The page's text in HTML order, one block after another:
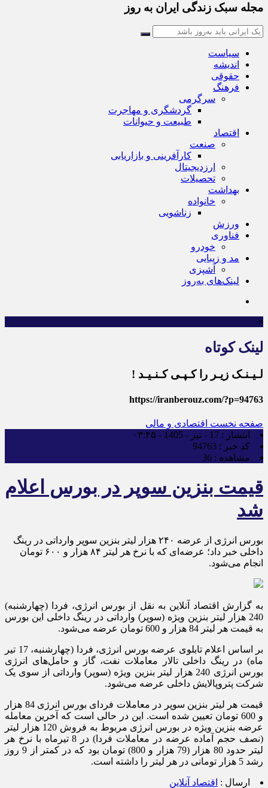
مجله سبک زندگی ایران به روز
سیاست
اندیشه
حقوقی
فرهنگ
سرگرمی
گردشگری و مهاجرت
طبیعت و حیوانات
اقتصاد
صنعت
کارآفرینی و بازاریابی
ارزدیجیتال
تحصیلات
بهداشت
خانواده
زناشویی
ورزش
فناوری
خودرو
مد و زیبایی
آشپزی
لینک‌های به‌روز
×
لینک کوتاه
لـیـنـک زیـر را کـپـی کـنـیـد !
https://iranberouz.com/?p=94763
صفحه نخست اقتصادی و مالی
انتشار : 17 - تیر - 1405 - ۰۳:۴۵
کد خبر : 94763
مشاهده : 36
قیمت بنزین سوپر در بورس اعلام
شد
بورس انرژی از عرضه ۲۴۰ هزار لیتر بنزین سوپر وارداتی در رینگ
داخلی خبر داد؛ عرضه‌ای که با نرخ هر لیتر ۸۴ هزار و ۶۰۰ تومان
انجام می‌شود.
به گزارش اقتصاد آنلاین به نقل از بورس انرژی، فردا (چهارشنبه)
240 هزار لیتر بنزین ویژه (سوپر) وارداتی در رینگ داخلی این بورس
به قیمت هر لیتر 84 هزار و 600 تومان عرضه می‌شود.
بر اساس اعلام تابلوی عرضه بورس انرژی، فردا (چهارشنبه، 17 تیر
ماه) در رینگ داخلی تالار معاملات نفت، گاز و حامل‌های انرژی
بورس انرژی 240 هزار لیتر بنزین ویژه (سوپر) وارداتی از سوی یک
شرکت پتروپالایش داخلی عرضه می‌شود.
قیمت هر لیتر بنزین سوپر در معاملات فردای بورس انرژی 84 هزار
و 600 تومان تعیین شده است. این در حالی است که آخرین معامله
عرضه بنزین ویژه در بورس انرژی مربوط به فروش 120 هزار لیتر
(نصف حجم آماده عرضه در معاملات فردا) در 8 تیرماه با نرخ هر
لیتر حدود 80 هزار (79 هزار و 800) تومان بود که در کمتر از 9 روز
رشد 5 هزار تومانی در هر لیتر را داشته است.
ارسال : اقتصاد آنلاین